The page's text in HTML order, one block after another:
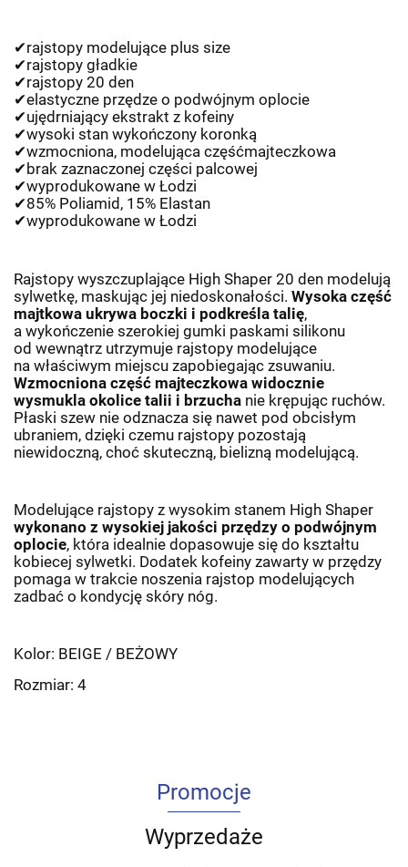
✔rajstopy modelujące plus size
✔rajstopy gładkie
✔rajstopy 20 den
✔elastyczne przędze o podwójnym oplocie
✔ujędrniający ekstrakt z kofeiny
✔wysoki stan wykończony koronką
✔wzmocniona, modelująca częśćmajteczkowa
✔brak zaznaczonej części palcowej
✔wyprodukowane w Łodzi
✔85% Poliamid, 15% Elastan
✔wyprodukowane w Łodzi
Rajstopy wyszczuplające High Shaper 20 den modelują
sylwetkę, maskując jej niedoskonałości. Wysoka część
majtkowa ukrywa boczki i podkreśla talię,
a wykończenie szerokiej gumki paskami silikonu
od wewnątrz utrzymuje rajstopy modelujące
na właściwym miejscu zapobiegając zsuwaniu.
Wzmocniona część majteczkowa widocznie
wysmukla okolice talii i brzucha nie krępując ruchów.
Płaski szew nie odznacza się nawet pod obcisłym
ubraniem, dzięki czemu rajstopy pozostają
niewidoczną, choć skuteczną, bielizną modelującą.
Modelujące rajstopy z wysokim stanem High Shaper
wykonano z wysokiej jakości przędzy o podwójnym
oplocie, która idealnie dopasowuje się do kształtu
kobiecej sylwetki. Dodatek kofeiny zawarty w przędzy
pomaga w trakcie noszenia rajstop modelujących
zadbać o kondycję skóry nóg.
Kolor: BEIGE / BEŻOWY
Rozmiar: 4
Promocje
Wyprzedaże